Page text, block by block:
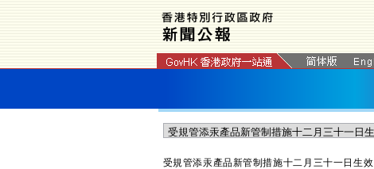
受規管添汞產品新管制措施十二月三十一日生效